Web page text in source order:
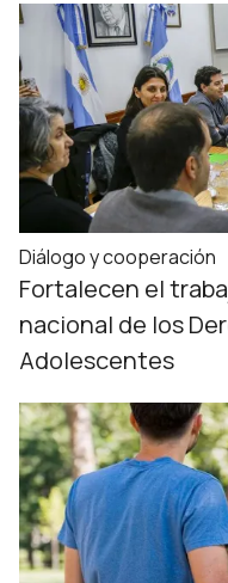
Diálogo y cooperación
Fortalecen el
nacional de los
Adolescentes